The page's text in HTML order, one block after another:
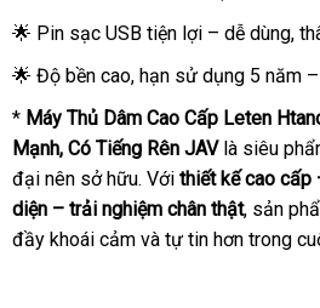
🌟 Pin sạc USB tiện lợi – dễ dùng,
🌟 Độ bền cao, hạn sử dụng 5 năm
* Máy Thủ Dâm Cao Cấp Leten
Mạnh, Có Tiếng Rên JAVlà siêu
đại nên sở hữu. Với thiết kế cao cấp
diện – trải nghiệm chân thật, sản
đầy khoái cảm và tự tin hơn trong